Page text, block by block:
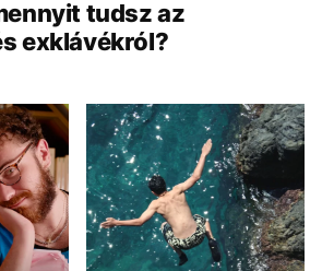
tudsz az
exklávékról?